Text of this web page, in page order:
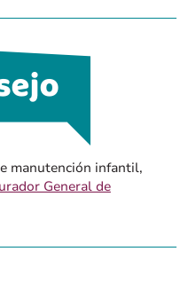
manutención infantil,
General de